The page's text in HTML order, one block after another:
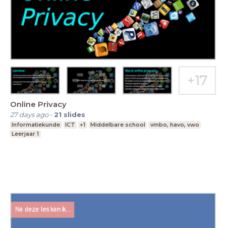
Online Privacy
27 days ago- 21 slides
Informatiekunde ICT +1 Middelbare school
vmbo, havo, vwo
Leerjaar 1